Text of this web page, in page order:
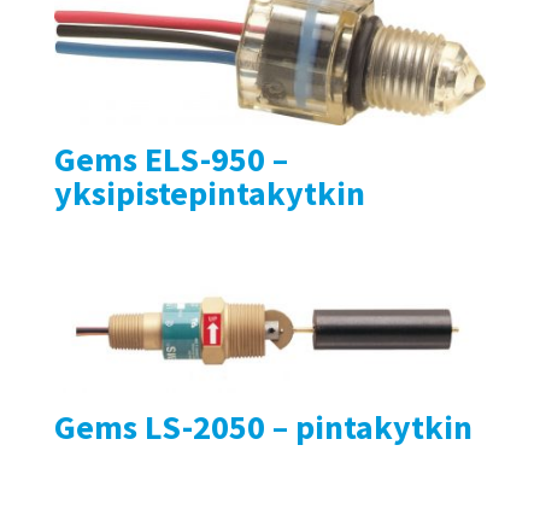
Gems ELS-950 –
yksipistepintakytkin
Gems LS-2050 – pintakytkin